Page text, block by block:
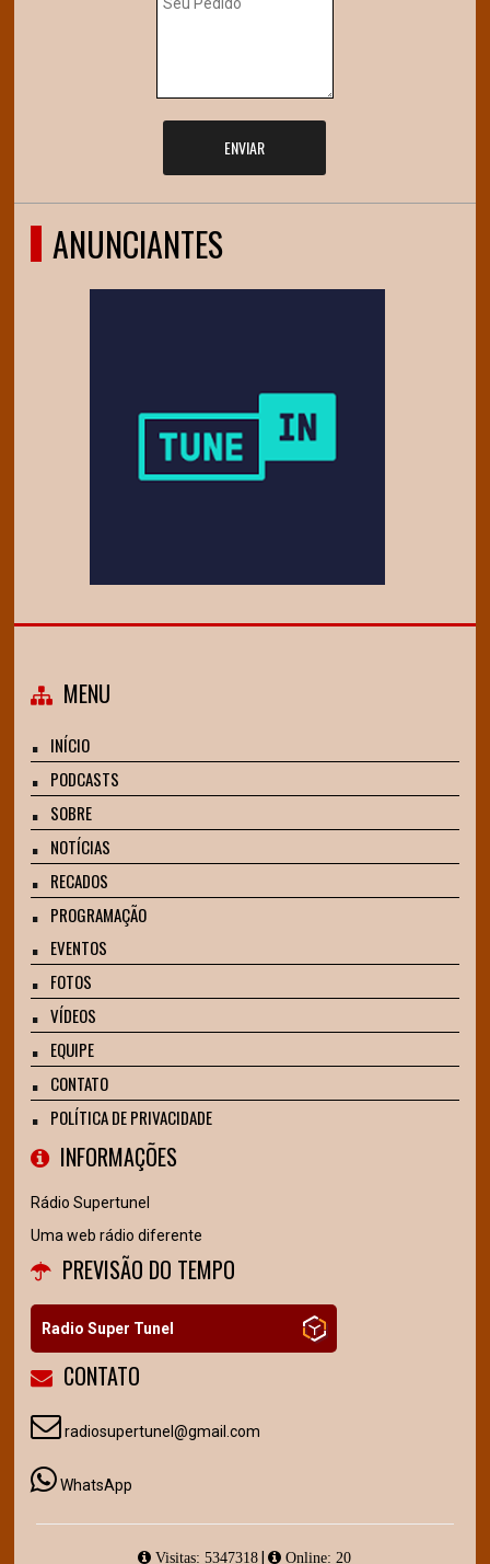
ENVIAR
ANUNCIANTES
MENU
INÍCIO
PODCASTS
SOBRE
NOTÍCIAS
RECADOS
PROGRAMAÇÃO
EVENTOS
FOTOS
VÍDEOS
EQUIPE
CONTATO
POLÍTICA DE PRIVACIDADE
INFORMAÇÕES
Rádio Supertunel
Uma web rádio diferente
PREVISÃO DO TEMPO
Radio Super Tunel
CONTATO
radiosupertunel@gmail.com
WhatsApp
Visitas: 5347318 | Online: 20